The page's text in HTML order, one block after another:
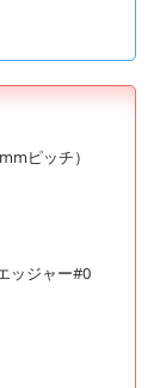
ピッチ）
ッジャー#0